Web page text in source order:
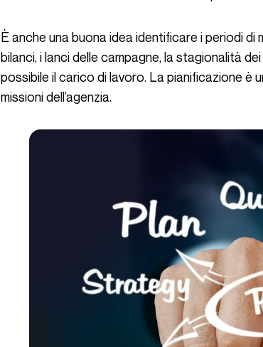
È anche una buona idea identificare i periodi di maggiore attività (ad esempio la fine del mese per i
bilanci, i lanci delle campagne, la stagionalità
possibile il carico di lavoro. La pianificazione è
missioni dell’agenzia.